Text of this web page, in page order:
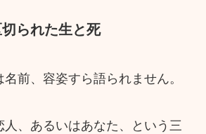
られた生と死
前、容姿すら語られません。
人、あるいはあなた、という三